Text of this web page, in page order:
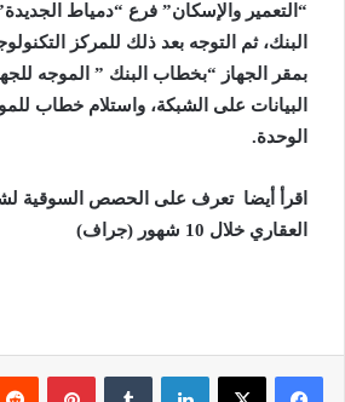
“التعمير والإسكان” فرع “دمياط
البنك، ثم التوجه بعد ذلك للمركز
بمقر الجهاز “بخطاب البنك ” الموجه
البيانات على الشبكة، واستلام خطاب
الوحدة.
اقرأ أيضا تعرف على الحصص السوقية
العقاري خلال 10 شهور (جراف)
لينكدإن بينتيريست